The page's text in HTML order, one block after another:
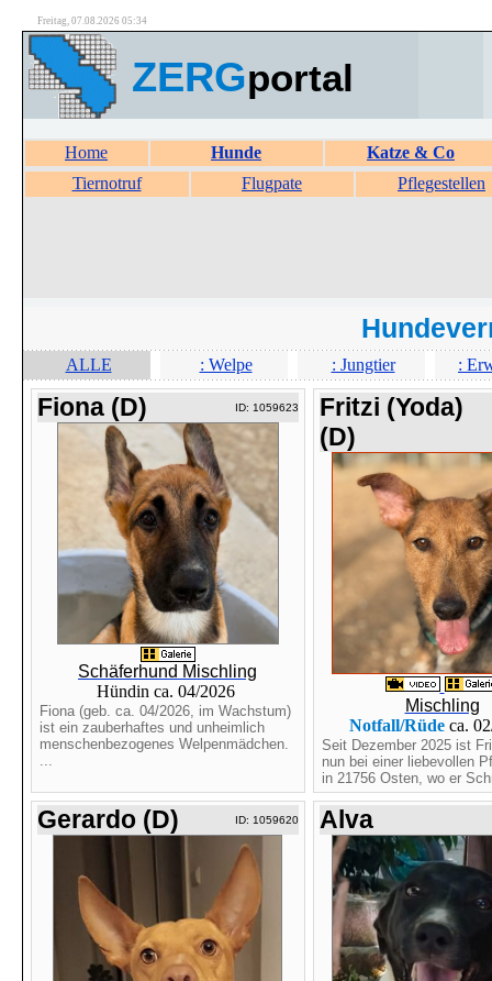
Freitag, 07.08.2026 05:34
ZERGportal
Home Hunde
Katze & Co
Tiernotruf
Flugpate Pflegestellen
ALLE : Welpe : Jungtier :
Fiona (D) ID: 1059623
Schäferhund Mischling
Hündin ca. 04/2026
Fiona (geb. ca. 04/2026, im Wachstum)
ist ein zauberhaftes und unheimlich
menschenbezogenes Welpenmädchen.
...
Fritzi (Yoda)
(D)
Mischling
Notfall/Rüde ca.
Seit Dezember 2025 ist
nun bei einer liebevollen
in 21756 Osten, wo er
Gerardo (D) ID: 1059620 Alva